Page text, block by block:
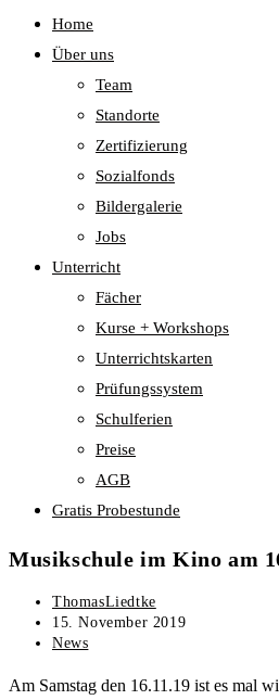
Home
Über uns
Team
Standorte
Zertifizierung
Sozialfonds
Bildergalerie
Jobs
Unterricht
Fächer
Kurse + Workshops
Unterrichtskarten
Prüfungssystem
Schulferien
Preise
AGB
Gratis Probestunde
Musikschule im Kino am
Beitrags-
Autor:
ThomasLiedtke
Beitrag
veröffentlicht:
15. November 2019
Beitrags-
News
Am Samstag den 16.11.19 ist es mal